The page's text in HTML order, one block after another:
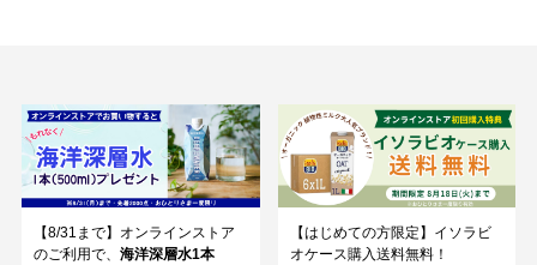
【8/31まで】オンラインストア
のご利用で、 海洋深層水1本
【はじめての方限定】イソラビ
オケース購入送料無料！